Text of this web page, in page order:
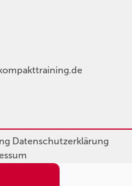
Datenschutzerklärung